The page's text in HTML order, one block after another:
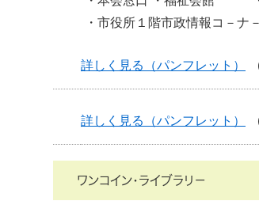
・市役所１階市政情報コ－ナ
詳しく見る（パンフレット）
詳しく見る（パンフレット）
ワンコイン・ライブラリ－